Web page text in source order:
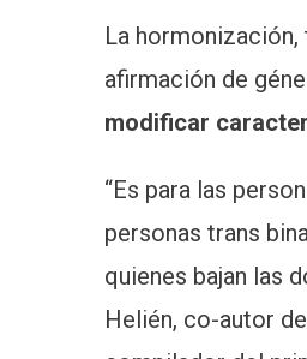
La hormonización,
afirmación de
modificar
“Es para las
personas trans
quienes bajan las
Helién, co-autor